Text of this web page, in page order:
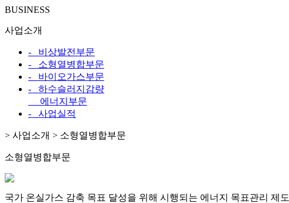
BUSINESS
사업소개
- 비상발전부문
- 소형열병합부문
- 바이오가스부문
- 하수슬러지감량
에너지부문
- 사업실적
> 사업소개 > 소형열병합부문
소형열병합부문
국가 온실가스 감축 목표 달성을 위해 시행되는 에너지 목표관리 제